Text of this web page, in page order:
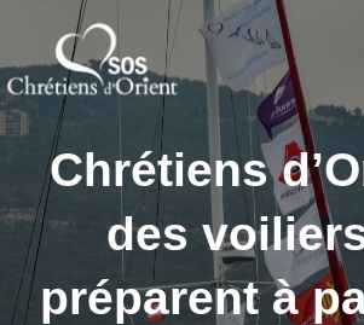
Chrétiens
des
préparent à